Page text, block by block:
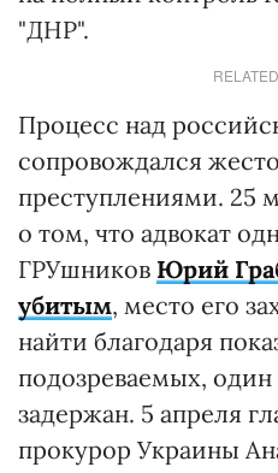
"ДНР".
Процесс над
сопровождался
преступлениями. 25
о том, что адвокат
ГРУшников Юрий
убитым, место его
найти благодаря
подозреваемых,
задержан. 5 апреля
прокурор Украины